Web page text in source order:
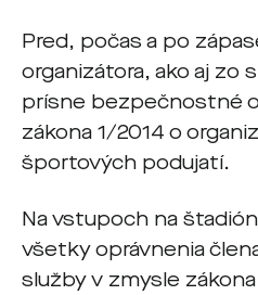
Pred, počas a po
organizátora, ako aj zo
prísne bezpečnostné
zákona 1/2014 o
športových podujatí.
Na vstupoch na
všetky oprávnenia
služby v zmysle